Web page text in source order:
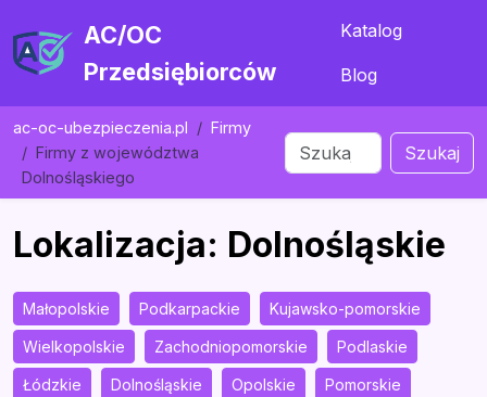
AC/OC
Przedsiębiorców
Katalog
Blog
ac-oc-ubezpieczenia.pl
Firmy
Firmy z województwa
Dolnośląskiego
Szukaj
Lokalizacja: Dolnośląskie
Małopolskie Podkarpackie Kujawsko-pomorskie
Wielkopolskie Zachodniopomorskie Podlaskie
Łódzkie Dolnośląskie Opolskie Pomorskie